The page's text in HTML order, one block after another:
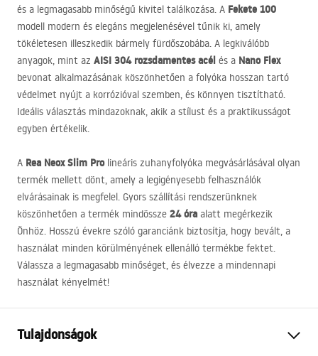
és a legmagasabb minőségű kivitel találkozása. A Fekete 100
modell modern és elegáns megjelenésével tűnik ki, amely
tökéletesen illeszkedik bármely fürdőszobába. A legkiválóbb
anyagok, mint az AISI 304 rozsdamentes acél és a Nano Flex
bevonat alkalmazásának köszönhetően a folyóka hosszan tartó
védelmet nyújt a korrózióval szemben, és könnyen tisztítható.
Ideális választás mindazoknak, akik a stílust és a praktikusságot
egyben értékelik.
A Rea Neox Slim Prolineáris zuhanyfolyóka megvásárlásával olyan
termék mellett dönt, amely a legigényesebb felhasználók
elvárásainak is megfelel. Gyors szállítási rendszerünknek
köszönhetően a termék mindössze 24 óra alatt megérkezik
Önhöz. Hosszú évekre szóló garanciánk biztosítja, hogy bevált, a
használat minden körülményének ellenálló termékbe fektet.
Válassza a legmagasabb minőséget, és élvezze a mindennapi
használat kényelmét!
Tulajdonságok